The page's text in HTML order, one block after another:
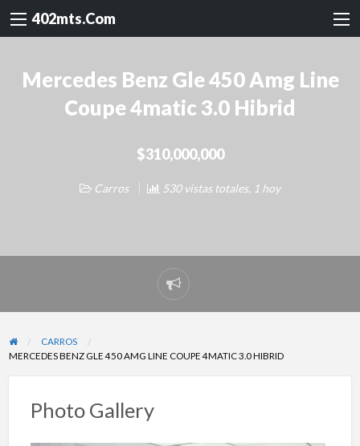
402mts.Com
Mercedes Benz Gle 450 Amg Line
Coupe 4matic 3.0 Hibrid
$310,000,000
Carros 530 vistas totales, 1 hoy
Reportar
problema
CARROS
MERCEDES BENZ GLE 450 AMG LINE COUPE 4MATIC 3.0 HIBRID
Photo Gallery